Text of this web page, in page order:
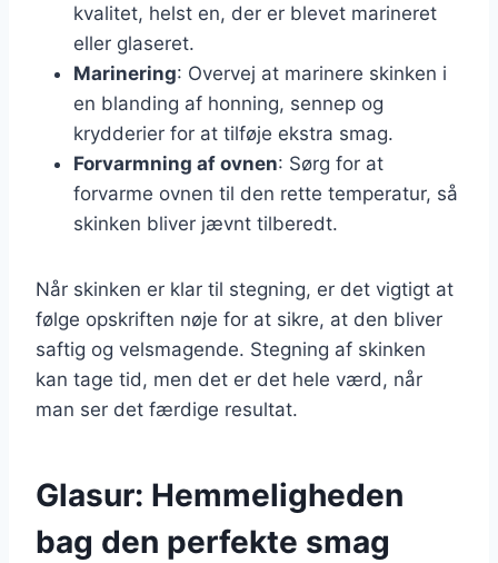
kvalitet, helst en, der er blevet marineret
eller glaseret.
Marinering: Overvej at marinere skinken i
en blanding af honning, sennep og
krydderier for at tilføje ekstra smag.
Forvarmning af ovnen: Sørg for at
forvarme ovnen til den rette temperatur, så
skinken bliver jævnt tilberedt.
Når skinken er klar til stegning, er det vigtigt at
følge opskriften nøje for at sikre, at den bliver
saftig og velsmagende. Stegning af skinken
kan tage tid, men det er det hele værd, når
man ser det færdige resultat.
Glasur: Hemmeligheden
bag den perfekte smag